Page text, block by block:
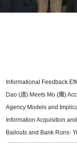
Informational Feedback
Dao (道) Meets Mo (魔)
Agency Models and
Information Acquisition
Bailouts and Bank Runs-